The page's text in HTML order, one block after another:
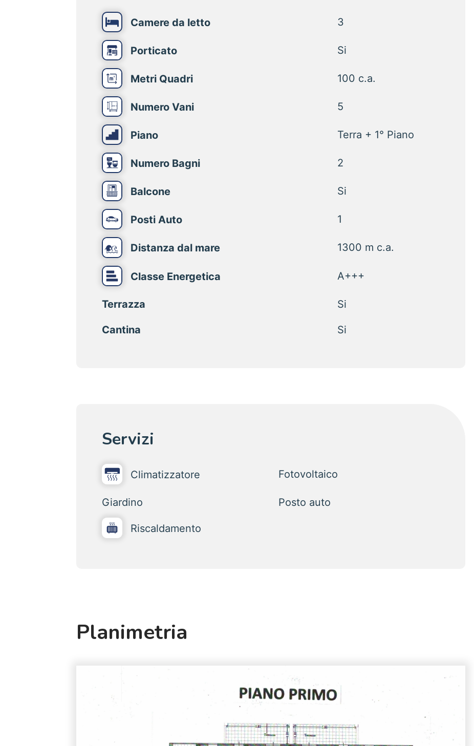
Camere da letto 3
Porticato Si
Metri Quadri 100 c.a.
Numero Vani 5
Piano Terra + 1° Piano
Numero Bagni 2
Balcone Si
Posti Auto 1
Distanza dal mare 1300 m c.a.
Classe Energetica A+++
Terrazza Si
Cantina Si
Servizi
Climatizzatore Fotovoltaico
Giardino Posto auto
Riscaldamento
Planimetria